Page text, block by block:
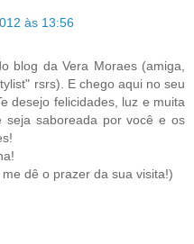
às 13:56
blog da Vera Moraes (amiga,
rsrs). E chego aqui no seu
desejo felicidades, luz e muita
seja saboreada por você e os
dê o prazer da sua visita!)